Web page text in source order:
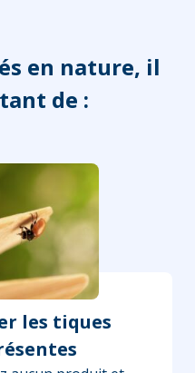
en nature, il
de :
les tiques